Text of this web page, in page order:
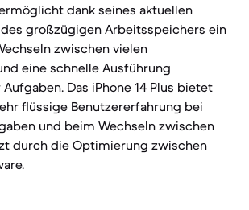
ermöglicht dank seines aktuellen
großzügigen Arbeitsspeichers ein
zwischen vielen
eine schnelle Ausführung
Das iPhone 14 Plus bietet
flüssige Benutzererfahrung bei
und beim Wechseln zwischen
durch die Optimierung zwischen